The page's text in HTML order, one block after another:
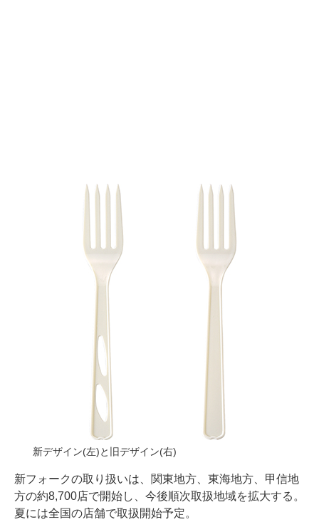
新デザイン(左)と旧デザイン(右)
新フォークの取り扱いは、関東地方、東海地方、甲信地
方の約8,700店で開始し、今後順次取扱地域を拡大する。
夏には全国の店舗で取扱開始予定。